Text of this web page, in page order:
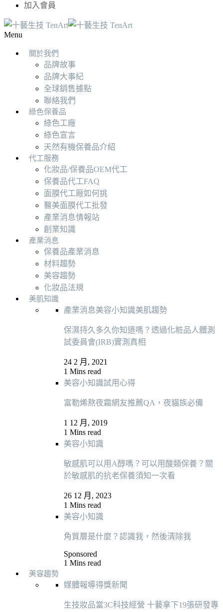
加入會員
Menu
關於我們
品牌故事
品牌大事紀
全球銷售據點
聯絡我們
綠色保養品
綠色工廠
綠色宣言
天然有機保養品介紹
代工服務
化妝品/保養品OEM代工
保養品代工FAQ
面膜代工厰如何挑
醫美面膜代工批發
產業消息情報站
創業知識
產業消息
保養品產業消息
材料趨勢
美容趨勢
化妝品法規
美肌知識
產業消息美容小知識美肌趨勢
保濕持久多久你知道嗎？透過化粧品人體測
試委員會(IRB)實測真相
24 2 月, 2021
1 Mins read
美容小知識試用心得
富勒烯熬夜霜網友推薦QA，夜貓族必備
1 12 月, 2019
1 Mins read
美容小知識
敏感肌可以用A醇嗎？可以用酸類保養？關
於敏感肌的抗老保養須知一次看
26 12 月, 2023
1 Mins read
美容小知識
角質層是什麼？認識我，然後清除我
Sponsored
1 Mins read
美容趨勢
媒體報導得獎新聞
生技妝品當3C科技經營 十藝拿下19張研發專